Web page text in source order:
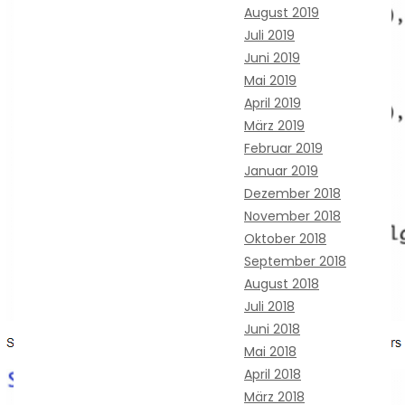
August 2019
Juli 2019
Juni 2019
Mai 2019
April 2019
März 2019
Februar 2019
Januar 2019
Dezember 2018
November 2018
Oktober 2018
September 2018
August 2018
Juli 2018
Juni 2018
Mai 2018
April 2018
März 2018